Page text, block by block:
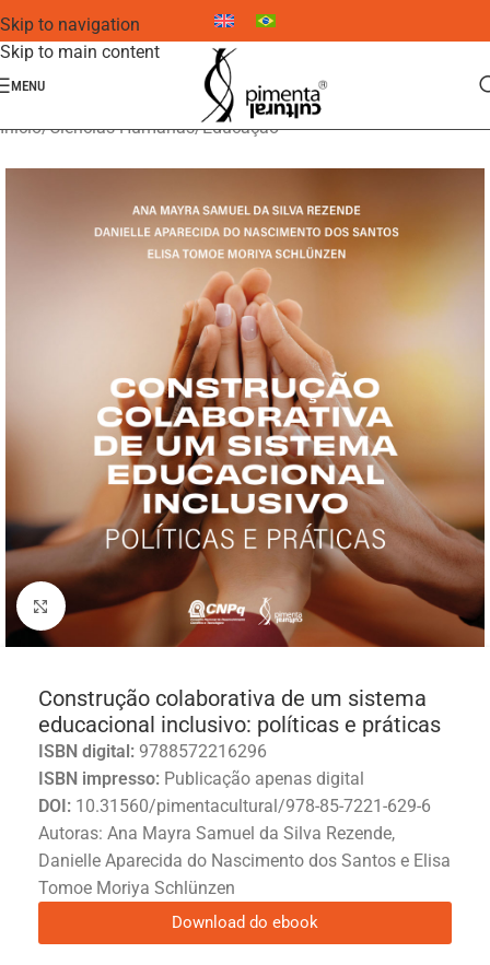
Skip to navigation
Skip to main content
MENU
Início/Ciências Humanas/Educação
Click to enlarge
Construção colaborativa de um sistema
educacional inclusivo: políticas e práticas
ISBN digital: 9788572216296
ISBN impresso: Publicação apenas digital
DOI: 10.31560/pimentacultural/978-85-7221-629-6
Autoras: Ana Mayra Samuel da Silva Rezende,
Danielle Aparecida do Nascimento dos Santos e Elisa
Tomoe Moriya Schlünzen
Download do ebook